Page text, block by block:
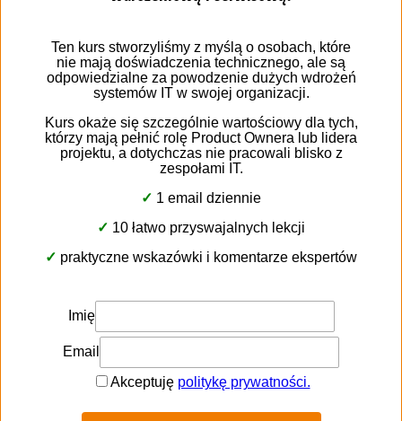
uwzględnienie ukrytych pól wykorzystywanych
wyłącznie do raportowania;
wskazanie nieużywanych pól, które nie powinny być
powielone w nowym systemie;
przeanalizowanie predefiniowanych wartości pól
drop-down i zasadności ich przenoszenia do CRM;
zaplanowana w formule 1:1;
uwzględnienie wielkości bazy danych i czasu
potrzebnego na migrację;
odsianie informacji, które nie wnoszą wartości
biznesowej, np. maile z kategorii SPAM;